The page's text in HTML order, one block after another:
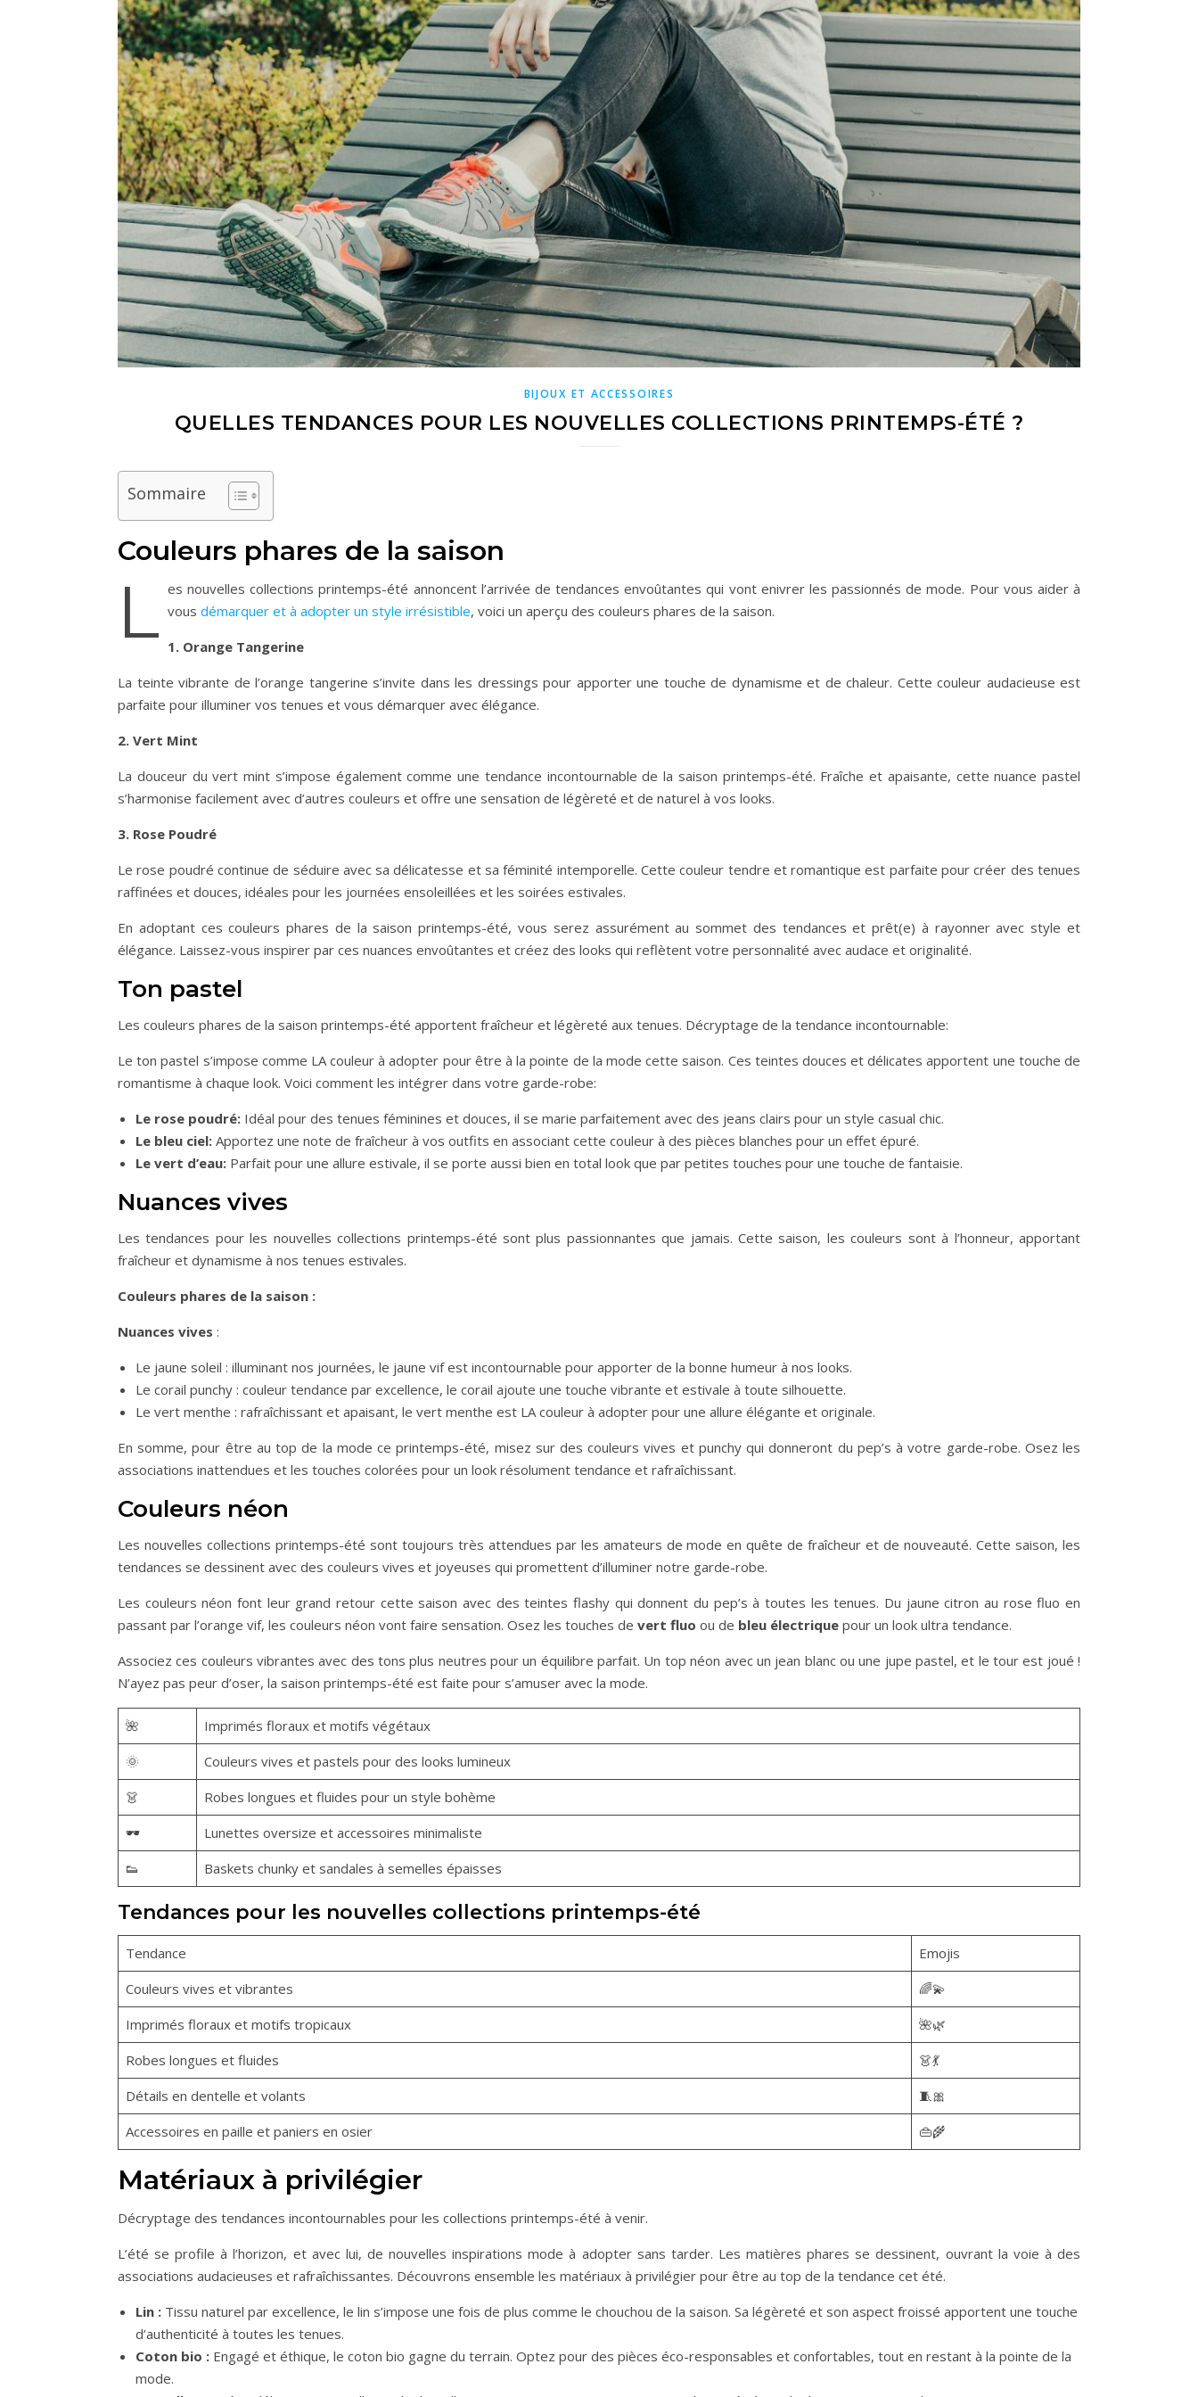
BIJOUX ET ACCESSOIRES
QUELLES TENDANCES POUR LES NOUVELLES COLLECTIONS PRINTEMPS-ÉTÉ ?
Sommaire
Couleurs phares de la saison
L es nouvelles collections printemps-été annoncent l’arrivée de tendances envoûtantes qui vont enivrer les passionnés de mode. Pour vous aider à
vous démarquer et à adopter un style irrésistible, voici un aperçu des couleurs phares de la saison.
1. Orange Tangerine
La teinte vibrante de l’orange tangerine s’invite dans les dressings pour apporter une touche de dynamisme et de chaleur. Cette couleur audacieuse est
parfaite pour illuminer vos tenues et vous démarquer avec élégance.
2. Vert Mint
La douceur du vert mint s’impose également comme une tendance incontournable de la saison printemps-été. Fraîche et apaisante, cette nuance pastel
s’harmonise facilement avec d’autres couleurs et offre une sensation de légèreté et de naturel à vos looks.
3. Rose Poudré
Le rose poudré continue de séduire avec sa délicatesse et sa féminité intemporelle. Cette couleur tendre et romantique est parfaite pour créer des tenues
raffinées et douces, idéales pour les journées ensoleillées et les soirées estivales.
En adoptant ces couleurs phares de la saison printemps-été, vous serez assurément au sommet des tendances et prêt(e) à rayonner avec style et
élégance. Laissez-vous inspirer par ces nuances envoûtantes et créez des looks qui reflètent votre personnalité avec audace et originalité.
Ton pastel
Les couleurs phares de la saison printemps-été apportent fraîcheur et légèreté aux tenues. Décryptage de la tendance incontournable:
Le ton pastel s’impose comme LA couleur à adopter pour être à la pointe de la mode cette saison. Ces teintes douces et délicates apportent une touche de
romantisme à chaque look. Voici comment les intégrer dans votre garde-robe:
Le rose poudré: Idéal pour des tenues féminines et douces, il se marie parfaitement avec des jeans clairs pour un style casual chic.
Le bleu ciel: Apportez une note de fraîcheur à vos outfits en associant cette couleur à des pièces blanches pour un effet épuré.
Le vert d’eau: Parfait pour une allure estivale, il se porte aussi bien en total look que par petites touches pour une touche de fantaisie.
Nuances vives
Les tendances pour les nouvelles collections printemps-été sont plus passionnantes que jamais. Cette saison, les couleurs sont à l’honneur, apportant
fraîcheur et dynamisme à nos tenues estivales.
Couleurs phares de la saison :
Nuances vives :
Le jaune soleil : illuminant nos journées, le jaune vif est incontournable pour apporter de la bonne humeur à nos looks.
Le corail punchy : couleur tendance par excellence, le corail ajoute une touche vibrante et estivale à toute silhouette.
Le vert menthe : rafraîchissant et apaisant, le vert menthe est LA couleur à adopter pour une allure élégante et originale.
En somme, pour être au top de la mode ce printemps-été, misez sur des couleurs vives et punchy qui donneront du pep’s à votre garde-robe. Osez les
associations inattendues et les touches colorées pour un look résolument tendance et rafraîchissant.
Couleurs néon
Les nouvelles collections printemps-été sont toujours très attendues par les amateurs de mode en quête de fraîcheur et de nouveauté. Cette saison, les
tendances se dessinent avec des couleurs vives et joyeuses qui promettent d’illuminer notre garde-robe.
Les couleurs néon font leur grand retour cette saison avec des teintes flashy qui donnent du pep’s à toutes les tenues. Du jaune citron au rose fluo en
passant par l’orange vif, les couleurs néon vont faire sensation. Osez les touches de vert fluo ou de bleu électrique pour un look ultra tendance.
Associez ces couleurs vibrantes avec des tons plus neutres pour un équilibre parfait. Un top néon avec un jean blanc ou une jupe pastel, et le tour est joué !
N’ayez pas peur d’oser, la saison printemps-été est faite pour s’amuser avec la mode.
🌺
Imprimés floraux et motifs végétaux
🌞
Couleurs vives et pastels pour des looks lumineux
👗
Robes longues et fluides pour un style bohème
🕶️
Lunettes oversize et accessoires minimaliste
👟
Baskets chunky et sandales à semelles épaisses
Tendances pour les nouvelles collections printemps-été
Tendance
Emojis
Couleurs vives et vibrantes
🌈💫
Imprimés floraux et motifs tropicaux
🌺🌿
Robes longues et fluides
👗💃
Détails en dentelle et volants
🧵🎀
Accessoires en paille et paniers en osier
👜🌾
Matériaux à privilégier
Décryptage des tendances incontournables pour les collections printemps-été à venir.
L’été se profile à l’horizon, et avec lui, de nouvelles inspirations mode à adopter sans tarder. Les matières phares se dessinent, ouvrant la voie à des
associations audacieuses et rafraîchissantes. Découvrons ensemble les matériaux à privilégier pour être au top de la tendance cet été.
Lin : Tissu naturel par excellence, le lin s’impose une fois de plus comme le chouchou de la saison. Sa légèreté et son aspect froissé apportent une touche
d’authenticité à toutes les tenues.
Coton bio : Engagé et éthique, le coton bio gagne du terrain. Optez pour des pièces éco-responsables et confortables, tout en restant à la pointe de la
mode.